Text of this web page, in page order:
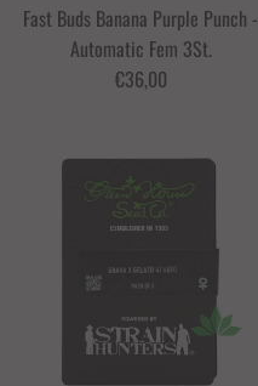
Fast Buds Banana Purple Punch -
Automatic Fem 3St.
€36,00